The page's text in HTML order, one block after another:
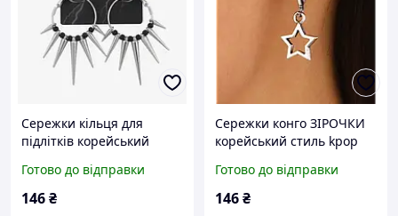
Сережки кільця для
підлітків корейський
Готово до відправки
146₴
Сережки конго ЗІРОЧКИ
корейський стиль kpop
Готово до відправки
146₴